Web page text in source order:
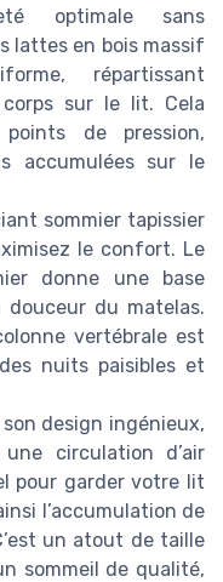
optimale sans
lattes en bois massif
répartissant
sur le lit. Cela
de pression,
accumulées sur le
sommier tapissier
le confort. Le
donne une base
du matelas.
vertébrale est
nuits paisibles et
son design ingénieux,
circulation d’air
pour garder votre lit
l’accumulation de
un atout de taille
sommeil de qualité,